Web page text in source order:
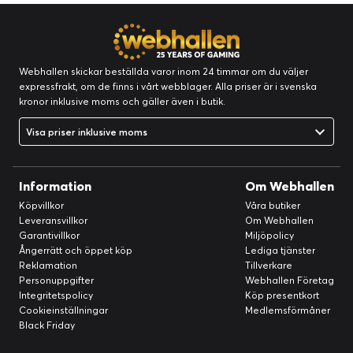
4G
Header
Produktlinje:
Märke:
Apple
Tillverkarens
A2982
Bildskärm
Färgstöd:
Färg
Hållbarhet
Koldioxidavtryck:
Webhallen skickar beställda varor inom 24 timmar om du väljer
expressfrakt, om de finns i vårt webblager. Alla priser är i svenska
kronor inklusive moms och gäller även i butik.
Visa priser inklusive moms
Information
Köpvillkor
Leveransvillkor
Garantivillkor
Ångerrätt och öppet köp
Reklamation
Personuppgifter
Integritetspolicy
Cookieinställningar
Black Friday
Om Webhallen
Våra butiker
Om Webhallen
Miljöpolicy
Lediga tjänster
Tillverkare
Webhallen Företag
Köp presentkort
Medlemsförmåner